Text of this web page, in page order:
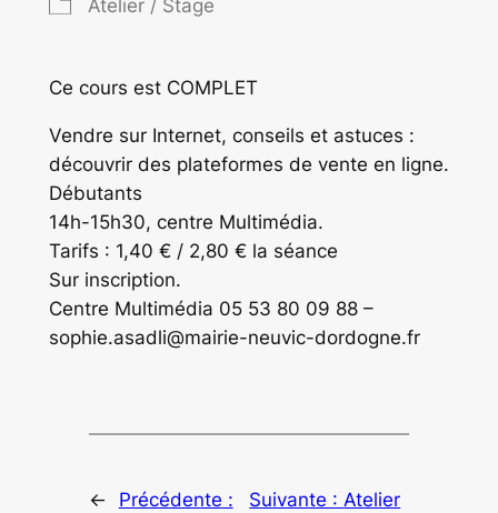
Atelier / Stage
Ce cours est COMPLET
Vendre sur Internet, conseils et astuces :
découvrir des plateformes de vente en ligne.
Débutants
14h-15h30, centre Multimédia.
Tarifs : 1,40 € / 2,80 € la séance
Sur inscription.
Centre Multimédia 05 53 80 09 88 –
sophie.asadli@mairie-neuvic-dordogne.fr
←
Précédente :
Suivante :Atelier